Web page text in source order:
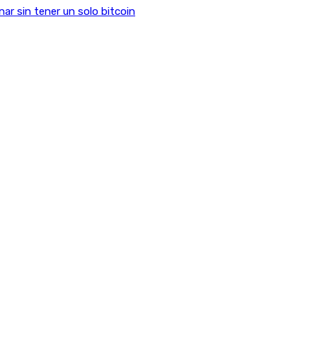
sin tener un solo bitcoin